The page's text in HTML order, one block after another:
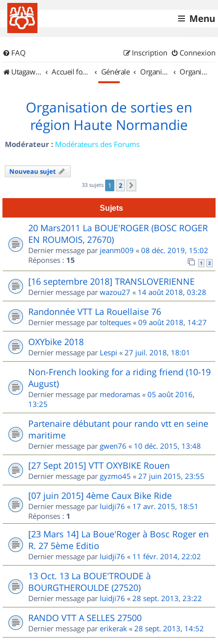
Menu
FAQ Connexion
Inscription
UtagawaVTT (Randos VTT et VTTAE avec traces GPS)
Accueil forum Générale Organisation de sorties & Recherche de partenaires Organisation de sorties en région Haute Normandie
Organisation de sorties en
région Haute Normandie
Modérateur : Modérateurs des Forums
Nouveau sujet
33 sujets 1 2
Sujets
20 Mars2011 La BOUE'ROGER (BOSC ROGER
EN ROUMOIS, 27670)
Dernier message par jeanm009 « 08 déc. 2019, 15:02
Réponses : 15 1 2
[16 septembre 2018] TRANSLOVERIENNE
Dernier message par wazou27 « 14 août 2018, 03:28
Randonnée VTT La Rouellaise 76
Dernier message par tolteques « 09 août 2018, 14:27
OXYbike 2018
Dernier message par Lespi « 27 juil. 2018, 18:01
Non-French looking for a riding friend (10-19
August)
Dernier message par medoramas « 05 août 2016,
13:25
Partenaire débutant pour rando vtt en seine
maritime
Dernier message par gwen76 « 10 déc. 2015, 13:48
[27 Sept 2015] VTT OXYBIKE Rouen
Dernier message par gyzmo45 « 27 juin 2015, 23:55
[07 juin 2015] 4ème Caux Bike Ride
Dernier message par luidji76 « 17 avr. 2015, 18:51
Réponses : 1
[23 Mars 14] La Boue'Roger à Bosc Roger en
R. 27 5ème Editio
Dernier message par luidji76 « 11 févr. 2014, 22:02
13 Oct. 13 La BOUE'TROUDE à
BOURGTHEROULDE (27520)
Dernier message par luidji76 « 28 sept. 2013, 23:22
RANDO VTT A SELLES 27500
Dernier message par erikerak « 28 sept. 2013, 14:52